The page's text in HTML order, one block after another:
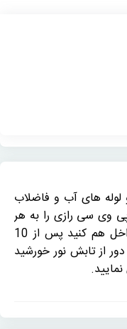
های آب و فاضلاب
وی سی رازی را به هر
دو سطح مورد نظر مالیده لوله ها را داخل هم کنید پس از 10
از تابش نور خورشید